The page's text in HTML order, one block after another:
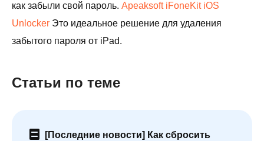
как забыли свой пароль. Apeaksoft iFoneKit iOS
Unlocker Это идеальное решение для удаления
забытого пароля от iPad.
Статьи по теме
[Последние новости] Как сбросить